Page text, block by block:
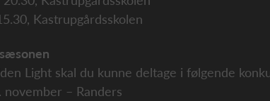
Kastrupgårdsskolen
Light skal du kunne deltage i følgende
november – Randers